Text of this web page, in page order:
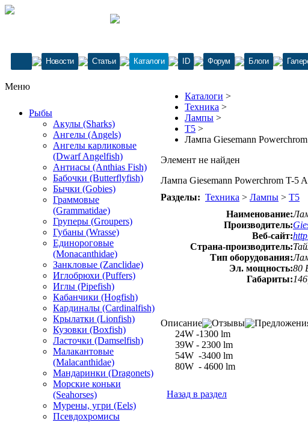
Новости Статьи Каталоги ID Форум Блоги
Меню
Рыбы
Акулы (Sharks)
Ангелы (Angels)
Ангелы карликовые
(Dwarf Angelfish)
Антиасы (Anthias Fish)
Бабочки (Butterflyfish)
Бычки (Gobies)
Граммовые
(Grammatidae)
Груперы (Groupers)
Губаны (Wrasse)
Единороговые
(Monacanthidae)
Занкловые (Zanclidae)
Иглобрюхи (Puffers)
Иглы (Pipefish)
Кабанчики (Hogfish)
Кардиналы (Cardinalfish)
Крылатки (Lionfish)
Кузовки (Boxfish)
Ласточки (Damselfish)
Малакантовые
(Malacanthidae)
Мандаринки (Dragonets)
Морские коньки
(Seahorses)
Мурены, угри (Eels)
Псевдохромисы
Каталоги >
Техника >
Лампы >
Т5 >
Лампа Giesemann
Элемент не найден
Лампа Giesemann Powerchrom T-5
Разделы: Техника > Лампы > Т5
Наименование:
Производитель:
Веб-сайт:
Страна-производитель:
Тип оборудования:
Эл. мощность:80
Габариты:
Описание Отзывы
24W -1300 lm
39W - 2300 lm
54W -3400 lm
80W - 4600 lm
Назад в раздел